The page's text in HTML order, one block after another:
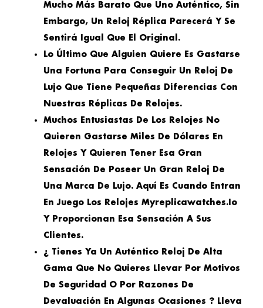
Mucho Más Barato Que Uno Auténtico, Sin
Embargo, Un Reloj Réplica Parecerá Y Se
Sentirá Igual Que El Original.
Lo Último Que Alguien Quiere Es Gastarse
Una Fortuna Para Conseguir Un Reloj De
Lujo Que Tiene Pequeñas Diferencias Con
Nuestras Réplicas De Relojes.
Muchos Entusiastas De Los Relojes No
Quieren Gastarse Miles De Dólares En
Relojes Y Quieren Tener Esa Gran
Sensación De Poseer Un Gran Reloj De
Una Marca De Lujo. Aquí Es Cuando Entran
En Juego Los Relojes Myreplicawatches.io
Y Proporcionan Esa Sensación A Sus
Clientes.
¿ Tienes Ya Un Auténtico Reloj De Alta
Gama Que No Quieres Llevar Por Motivos
De Seguridad O Por Razones De
Devaluación En Algunas Ocasiones ? Lleva